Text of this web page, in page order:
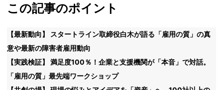
この記事のポイント
【最新動向】 スタートライン取締役白木が語る「雇用の質」の真
意や最新の障害者雇用動向
【実践検証】 満足度100％！企業と支援機関が「本音」で対話。
「雇用の質」最先端ワークショップ